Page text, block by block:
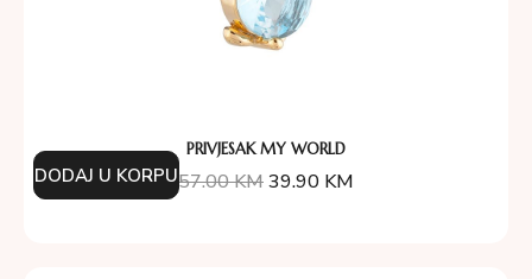
PRIVJESAK MY WORLD
57.00KM39.90 KM
DODAJ U KORPU